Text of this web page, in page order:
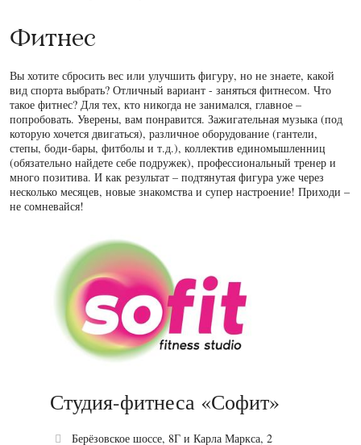
Фитнес
Вы хотите сбросить вес или улучшить фигуру, но не знаете, какой
вид спорта выбрать? Отличный вариант - заняться фитнесом. Что
такое фитнес? Для тех, кто никогда не занимался, главное –
попробовать. Уверены, вам понравится. Зажигательная музыка (под
которую хочется двигаться), различное оборудование (гантели,
степы, боди-бары, фитболы и т.д.), коллектив единомышленниц
(обязательно найдете себе подружек), профессиональный тренер и
много позитива. И как результат – подтянутая фигура уже через
несколько месяцев, новые знакомства и супер настроение! Приходи –
не сомневайся!
Студия-фитнеса «Софит»
Берёзовское шоссе, 8Г и Карла Маркса, 2